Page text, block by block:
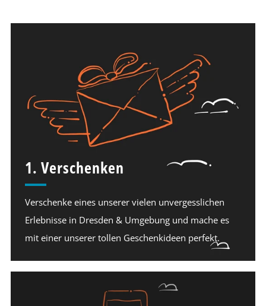
1. Verschenken
Verschenke eines unserer vielen unvergesslichen
Erlebnisse in Dresden & Umgebung und mache es
mit einer unserer tollen Geschenkideen perfekt.